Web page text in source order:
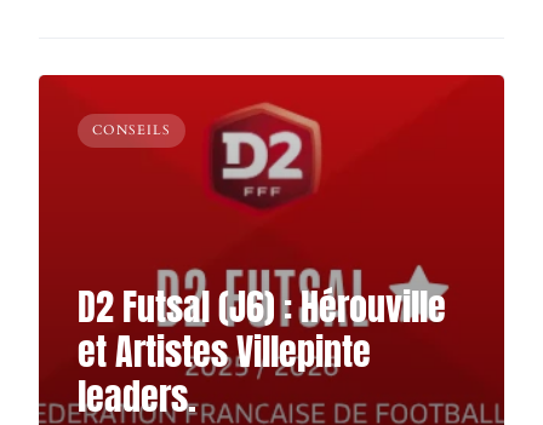
CONSEILS
D2 Futsal (J6) : Hérouville
et Artistes Villepinte
leaders.